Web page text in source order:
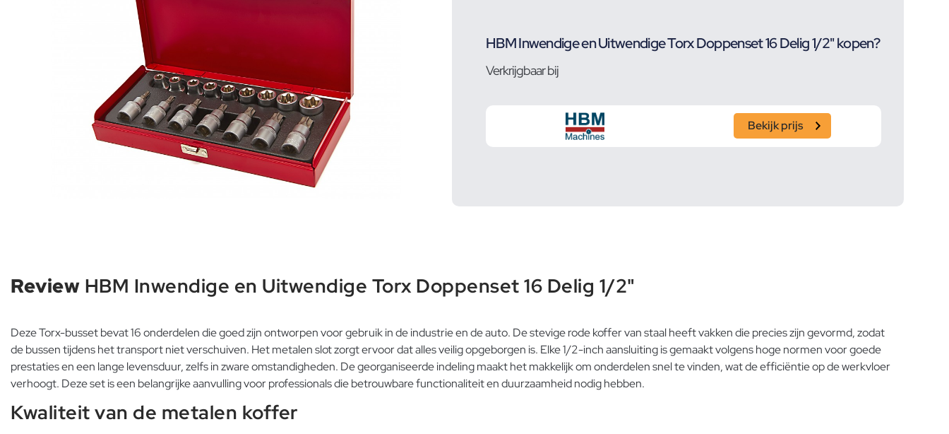
HBM Inwendige en Uitwendige Torx Doppenset 16 Delig 1/2" kopen?
Verkrijgbaar bij
Bekijk prijs
Review HBM Inwendige en Uitwendige Torx Doppenset 16 Delig 1/2"
Deze Torx-busset bevat 16 onderdelen die goed zijn ontworpen voor gebruik in de industrie en de auto. De stevige rode koffer van staal heeft vakken die precies zijn gevormd, zodat
de bussen tijdens het transport niet verschuiven. Het metalen slot zorgt ervoor dat alles veilig opgeborgen is. Elke 1/2-inch aansluiting is gemaakt volgens hoge normen voor goede
prestaties en een lange levensduur, zelfs in zware omstandigheden. De georganiseerde indeling maakt het makkelijk om onderdelen snel te vinden, wat de efficiëntie op de werkvloer
verhoogt. Deze set is een belangrijke aanvulling voor professionals die betrouwbare functionaliteit en duurzaamheid nodig hebben.
Kwaliteit van de metalen koffer